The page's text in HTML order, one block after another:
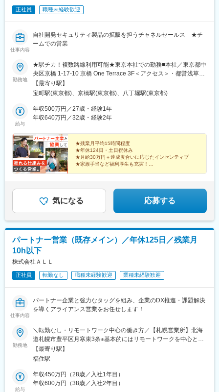
正社員 職種未経験歓迎
仕事内容
自社開発セキュリティ製品の拡販を担うチャネルセールス ★チ
ームでの営業
勤務地
★駅チカ！複数路線利用可能★東京本社での勤務■本社／東京都中
央区京橋 1-17-10 京橋 One Terrace 3F＜アクセス＞・都営浅草線
｢宝町駅｣から徒歩2分・東京メトロ銀座線「京橋駅」から徒歩4
分・都営浅草線・東京メトロ銀座線・東西線｢日本橋駅｣から徒歩6
ら徒歩8分※受動喫煙対策あり（社内分煙）
【最寄り駅】
宝町駅(東京都)、京橋駅(東京都)、八丁堀駅(東京都)
給与
年収500万円／27歳・経験1年
年収640万円／32歳・経験2年
★残業月平均15時間程度
★年休124日・土日祝休み
★月給30万円＋達成度合いに応じたインセンティブ
★家族手当など福利厚生も充実！
業界シェアトップクラスを誇ります！
気になる 応募する
パートナー営業（既存メイン）／年休125日／残業月
10h以下
株式会社ＡＬＬ
正社員 転勤なし 職種未経験歓迎 業種未経験歓迎
仕事内容
パートナー企業と強力なタッグを組み、企業のDX推進・課題解決
を導くアライアンス営業をお任せします！
勤務地
＼転勤なし・リモートワーク中心の働き方／【札幌営業所】北海
道札幌市豊平区月寒東3条※基本的にはリモートワークを中心とし
た勤務スタイルとなります
【最寄り駅】
福住駅
給与
年収450万円（28歳／入社1年目）
年収600万円（38歳／入社2年目）